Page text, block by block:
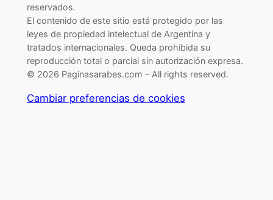
reservados.
El contenido de este sitio está protegido por las
leyes de propiedad intelectual de Argentina y
tratados internacionales. Queda prohibida su
reproducción total o parcial sin autorización expresa.
© 2026 Paginasarabes.com – All rights reserved.
Cambiar preferencias de cookies